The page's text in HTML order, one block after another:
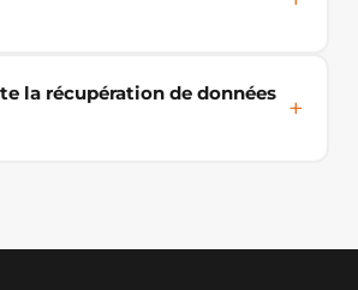
la récupération de données